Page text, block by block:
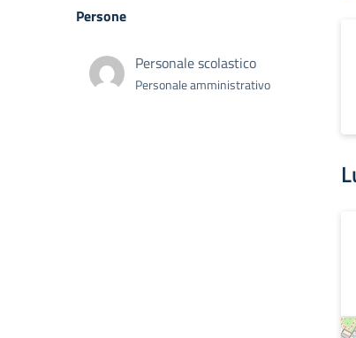
Persone
Personale scolastico
Personale amministrativo